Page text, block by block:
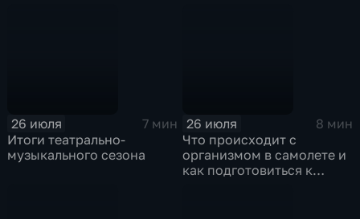
26 июля
7 мин
Итоги театрально-
музыкального сезона
26 июля
8 мин
Что происходит с
организмом в самолете и
как подготовиться к